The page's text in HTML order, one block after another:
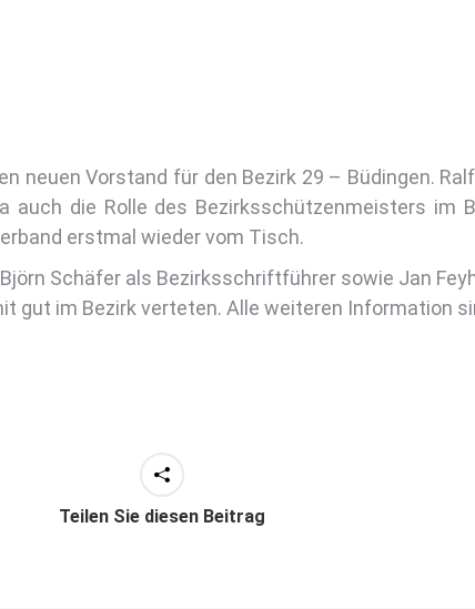
neuen Vorstand für den Bezirk 29 – Büdingen.
auch die Rolle des Bezirksschützenmeisters im
erstmal wieder vom Tisch.
Schäfer als Bezirksschriftführer sowie Jan
gut im Bezirk verteten. Alle weiteren Information
Teilen Sie diesen Beitrag